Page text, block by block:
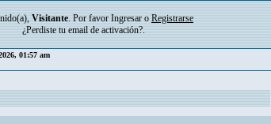
Visitante. Por favor Ingresar o Registrarse
¿Perdiste tu email de activación?.
01:57 am